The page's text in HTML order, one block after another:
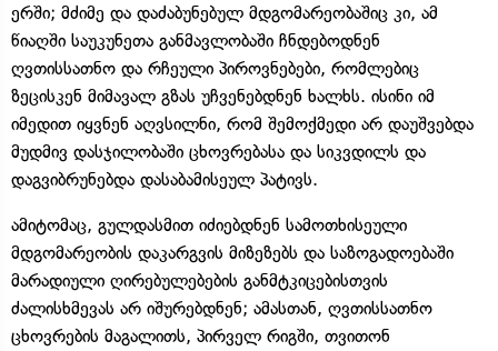
ერში; მძიმე და დაძაბუნებულ მდგომარეობაშიც კი, ამ
წიაღში საუკუნეთა განმავლობაში ჩნდებოდნენ
ღვთისსათნო და რჩეული პიროვნებები, რომლებიც
ზეცისკენ მიმავალ გზას უჩვენებდნენ ხალხს. ისინი იმ
იმედით იყვნენ აღვსილნი, რომ შემოქმედი არ დაუშვებდა
მუდმივ დასჯილობაში ცხოვრებასა და სიკვდილს და
დაგვიბრუნებდა დასაბამისეულ პატივს.
ამიტომაც, გულდასმით იძიებდნენ სამოთხისეული
მდგომარეობის დაკარგვის მიზეზებს და საზოგადოებაში
მარადიული ღირებულებების განმტკიცებისთვის
ძალისხმევას არ იშურებდნენ; ამასთან, ღვთისსათნო
ცხოვრების მაგალითს, პირველ რიგში, თვითონ